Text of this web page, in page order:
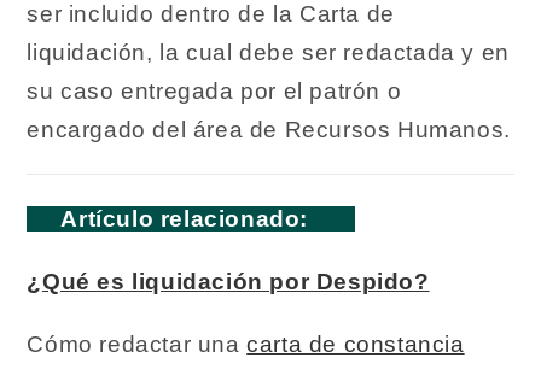
ser incluido dentro de la Carta de
liquidación, la cual debe ser redactada y en
su caso entregada por el patrón o
encargado del área de Recursos Humanos.
Artículo relacionado:
¿Qué es liquidación por Despido?
Cómo redactar unacarta de constancia